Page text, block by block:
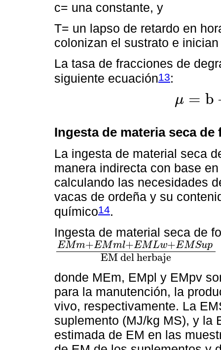
c= una constante, y
T= un lapso de retardo en
colonizan el sustrato e
La tasa de fracciones de
siguiente ecuación13:
μ = b
μ=b +c2 , t≥ T
Ingesta de materia seca de
La ingesta de material seca
manera indirecta con base
calculando las necesidades
vacas de ordeña y su
químico14.
Ingesta de material seca de
EMm+EMml+EMLw+EMSup
EM del herbaje
EMm+EMml+EMLw+EMSupEM del herbaje
donde MEm, EMpl y EMpv
para la manutención, la
vivo, respectivamente. La
suplemento (MJ/kg MS), y la
estimada de EM en las